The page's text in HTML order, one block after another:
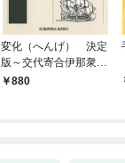
変化（へんげ） 決定
版～交代寄合伊那衆異
聞（1）～
880